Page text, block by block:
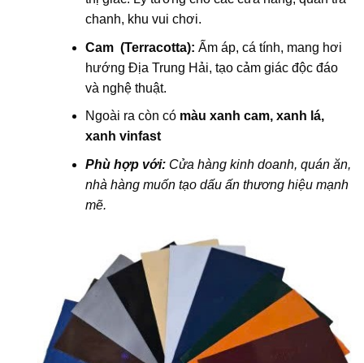
chanh, khu vui chơi.
Cam (Terracotta): Ấm áp, cá tính, mang hơi
hướng Địa Trung Hải, tạo cảm giác độc đáo
và nghệ thuật.
Ngoài ra còn cómàu xanh cam, xanh lá,
xanh vinfast
Phù hợp với:Cửa hàng kinh doanh, quán ăn,
nhà hàng muốn tạo dấu ấn thương hiệu mạnh
mẽ.